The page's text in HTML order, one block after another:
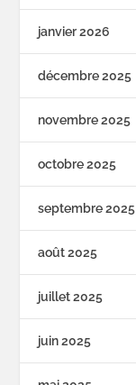
janvier 2026
décembre 2025
novembre 2025
octobre 2025
septembre 2025
août 2025
juillet 2025
juin 2025